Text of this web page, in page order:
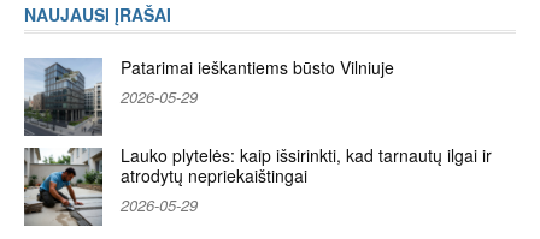
NAUJAUSI ĮRAŠAI
Patarimai ieškantiems būsto Vilniuje
2026-05-29
Lauko plytelės: kaip išsirinkti, kad tarnautų ilgai ir
atrodytų nepriekaištingai
2026-05-29